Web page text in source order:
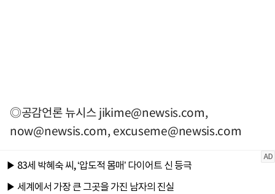
◎공감언론 뉴시스jikime@newsis.com,
now@newsis.com,excuseme@newsis.com